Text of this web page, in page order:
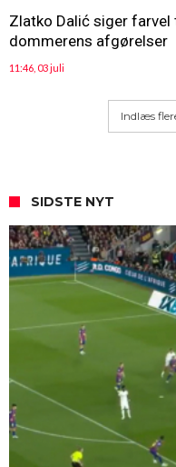
Zlatko Dalić siger
dommerens afgørelser
11:46, 03 juli
Indlæs
SIDSTE NYT